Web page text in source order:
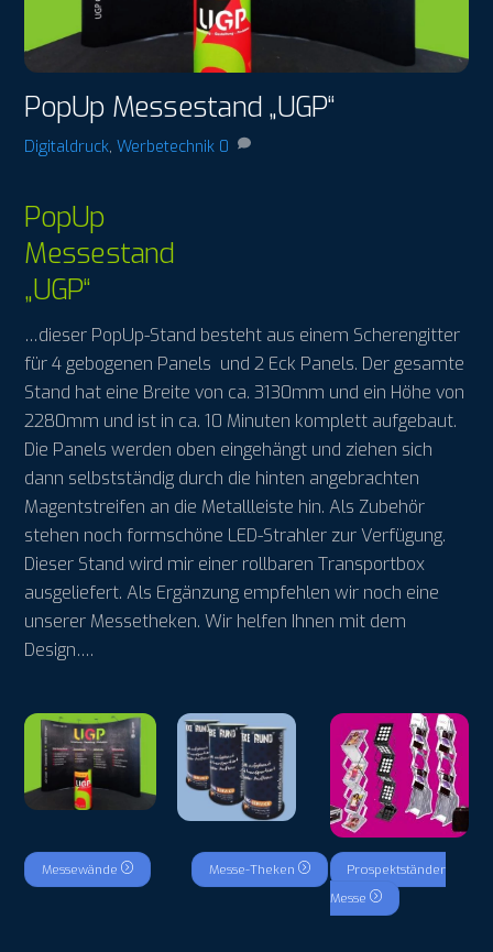
PopUp Messestand „UGP“
Digitaldruck,Werbetechnik 0
PopUp
Messestand
„UGP“
…dieser PopUp-Stand besteht aus einem Scherengitter
für 4 gebogenen Panels und 2 Eck Panels. Der gesamte
Stand hat eine Breite von ca. 3130mm und ein Höhe von
2280mm und ist in ca. 10 Minuten komplett aufgebaut.
Die Panels werden oben eingehängt und ziehen sich
dann selbstständig durch die hinten angebrachten
Magentstreifen an die Metallleiste hin. Als Zubehör
stehen noch formschöne LED-Strahler zur Verfügung.
Dieser Stand wird mir einer rollbaren Transportbox
ausgeliefert. Als Ergänzung empfehlen wir noch eine
unserer Messetheken. Wir helfen Ihnen mit dem
Design….
Messewände Messe-Theken
Prospektständer
Messe